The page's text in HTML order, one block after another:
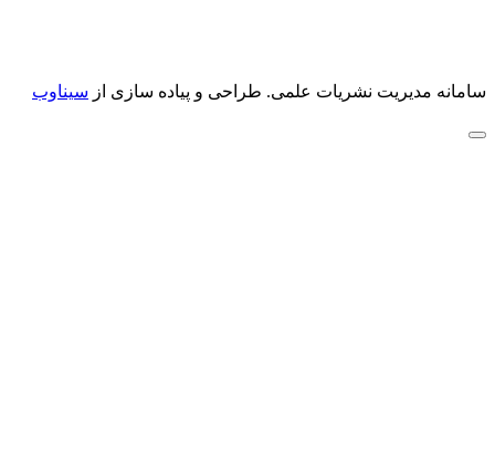
سامانه مدیریت نشریات علمی. طراحی و پیاده سازی از سیناوب